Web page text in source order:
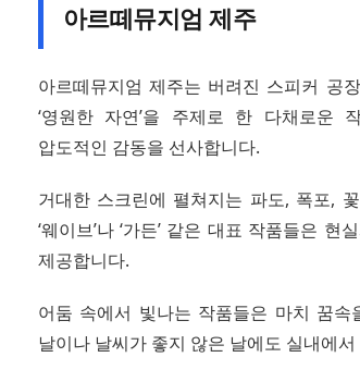
아르떼뮤지엄 제주
아르떼뮤지엄 제주는 버려진 스피커 공
‘영원한 자연’을 주제로 한 다채로운
압도적인 감동을 선사합니다.
거대한 스크린에 펼쳐지는 파도, 폭포,
‘웨이브’나 ‘가든’ 같은 대표 작품들은
제공합니다.
어둠 속에서 빛나는 작품들은 마치 꿈
날이나 날씨가 좋지 않은 날에도 실내에